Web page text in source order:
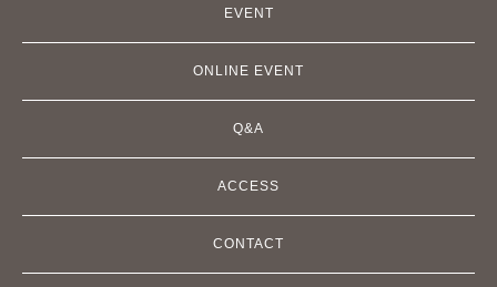
EVENT
ONLINE EVENT
Q&A
ACCESS
CONTACT